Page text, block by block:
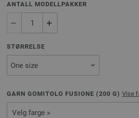
ANTALL MODELLPAKKER
STØRRELSE
GARN GOMITOLO FUSIONE (200 G) Vise
Velg farge »